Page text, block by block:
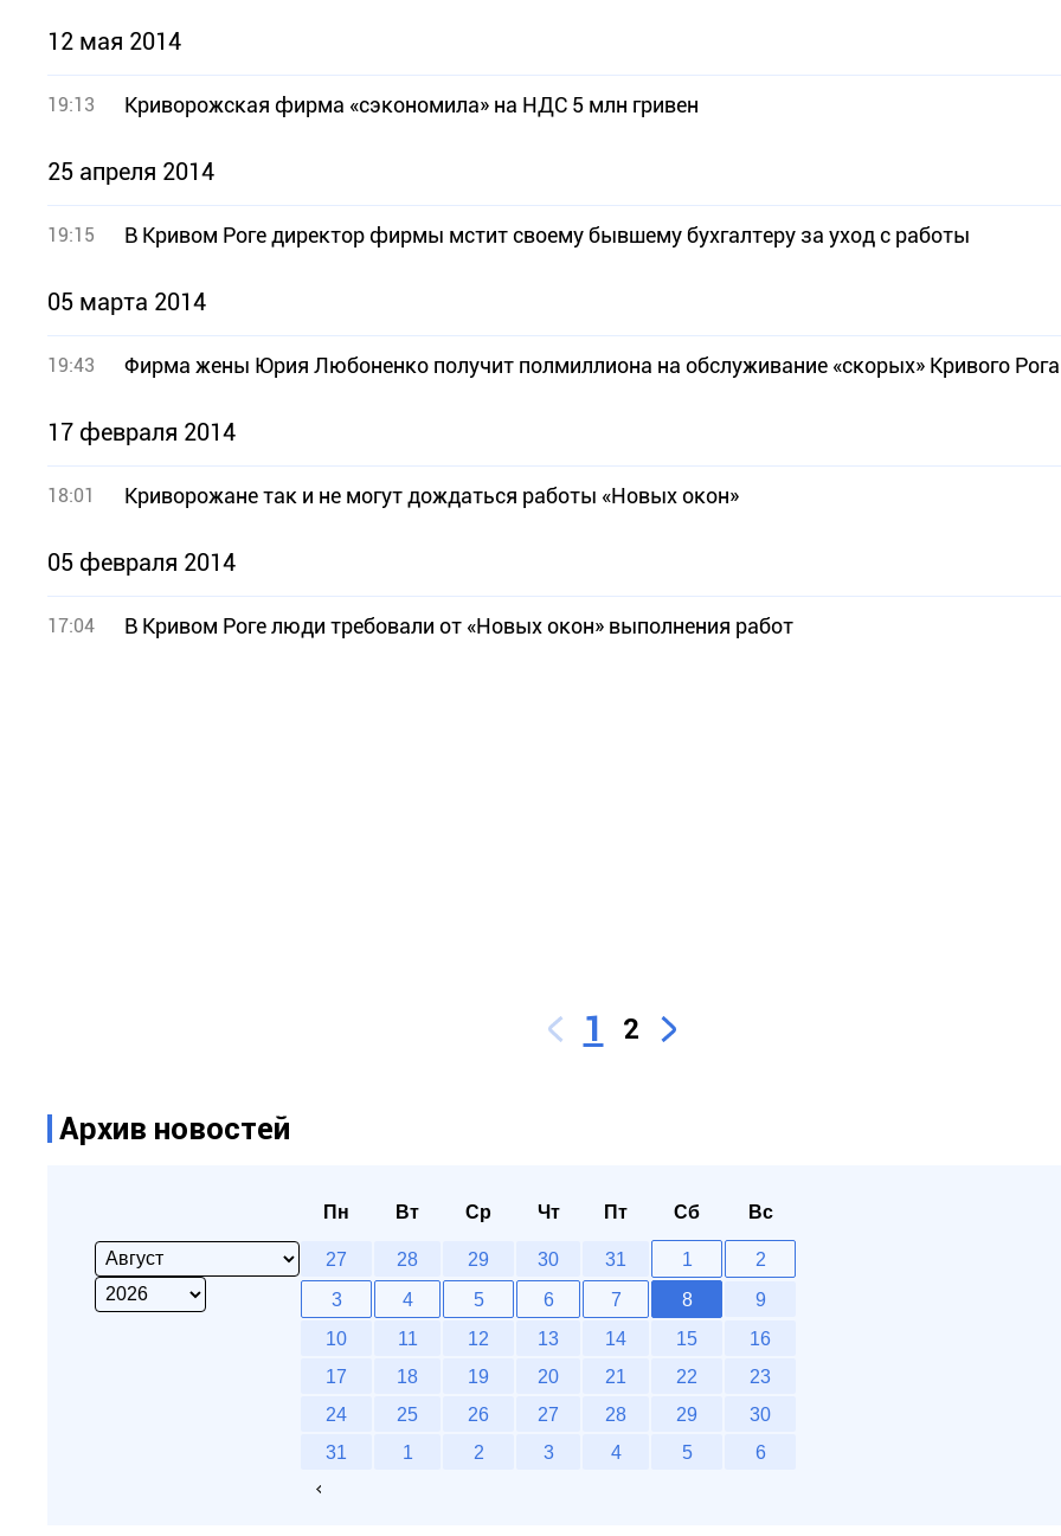
12 мая 2014
19:13 Криворожская фирма «сэкономила» на НДС 5 млн гривен
25 апреля 2014
19:15 В Кривом Роге директор фирмы мстит своему бывшему бухгалтеру за уход с работы
05 марта 2014
19:43 Фирма жены Юрия Любоненко получит полмиллиона на обслуживание «скорых» Кривого Рога
17 февраля 2014
18:01 Криворожане так и не могут дождаться работы «Новых окон»
05 февраля 2014
17:04 В Кривом Роге люди требовали от «Новых окон» выполнения работ
1 2
Архив новостей
Пн Вт Ср Чт Пт Сб Вс
27 28 29 30 31 1
2
3
4 5 6 7 8
9
10
11 12 13 14 15
16
17
18 19 20 21 22
23
24
25 26 27 28 29
30
31
1 2 3 4 5 6